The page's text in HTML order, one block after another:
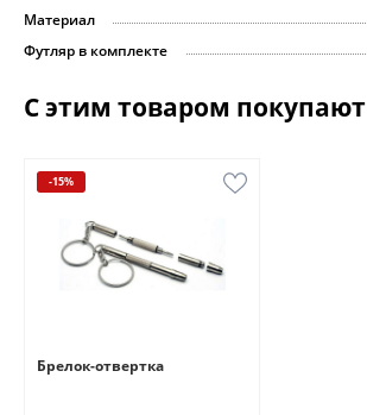
Материал
Футляр в комплекте
С этим товаром покупают
-15%
Брелок-отвертка